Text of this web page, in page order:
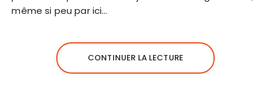
même si peu par ici…
CONTINUER LA LECTURE